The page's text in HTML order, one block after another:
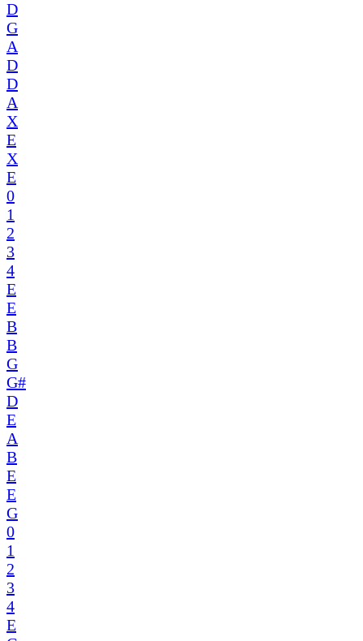
D
G
A
D
D
A
X
E
X
E
0
1
2
3
4
E
E
B
B
G
G#
D
E
A
B
E
E
G
0
1
2
3
4
E